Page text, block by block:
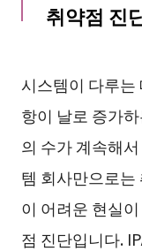
취약점 진
시스템이 다루는
항이 날로 증가
의 수가 계속해
템 회사만으로는
이 어려운 현실
점 진단입니다.